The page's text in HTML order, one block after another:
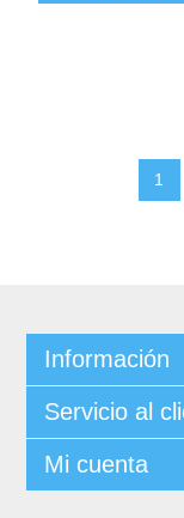
1
Información
Servicio al
Mi cuenta